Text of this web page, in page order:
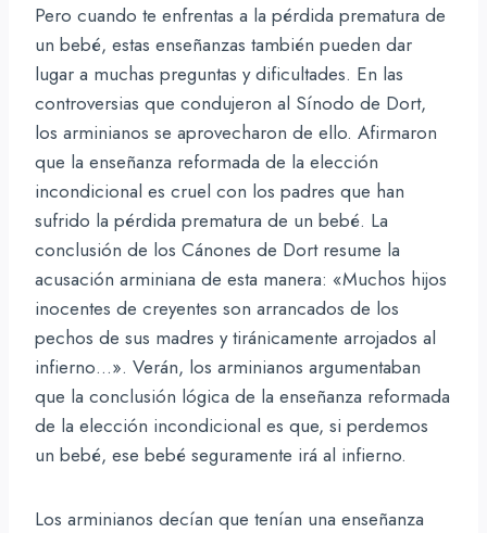
Pero cuando te enfrentas a la pérdida prematura de
un bebé, estas enseñanzas también pueden dar
lugar a muchas preguntas y dificultades. En las
controversias que condujeron al Sínodo de Dort,
los arminianos se aprovecharon de ello. Afirmaron
que la enseñanza reformada de la elección
incondicional es cruel con los padres que han
sufrido la pérdida prematura de un bebé. La
conclusión de los Cánones de Dort resume la
acusación arminiana de esta manera: «Muchos hijos
inocentes de creyentes son arrancados de los
pechos de sus madres y tiránicamente arrojados al
infierno…». Verán, los arminianos argumentaban
que la conclusión lógica de la enseñanza reformada
de la elección incondicional es que, si perdemos
un bebé, ese bebé seguramente irá al infierno.
Los arminianos decían que tenían una enseñanza